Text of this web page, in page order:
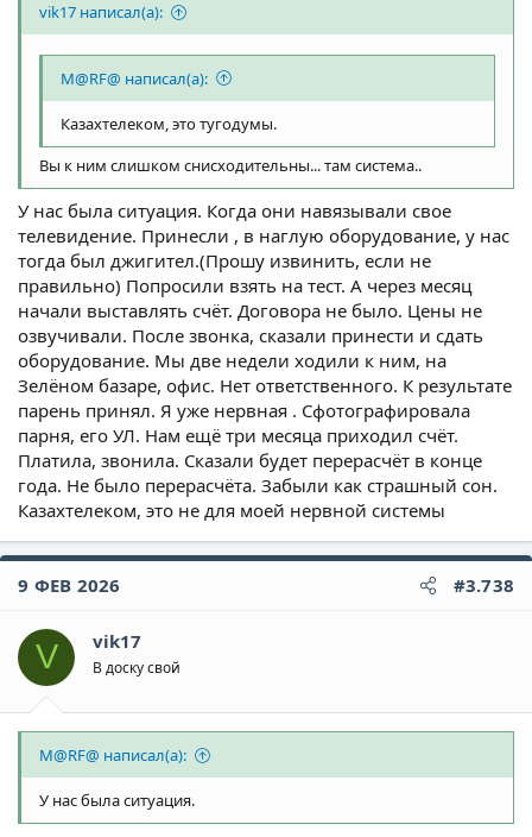
vik17 написал(а):
M@RF@ написал(а):
Казахтелеком, это тугодумы.
Вы к ним слишком снисходительны... там система..
У нас была ситуация. Когда они навязывали свое
телевидение. Принесли , в наглую оборудование, у нас
тогда был джигител.(Прошу извинить, если не
правильно) Попросили взять на тест. А через месяц
начали выставлять счёт. Договора не было. Цены не
озвучивали. После звонка, сказали принести и сдать
оборудование. Мы две недели ходили к ним, на
Зелёном базаре, офис. Нет ответственного. К результате
парень принял. Я уже нервная . Сфотографировала
парня, его УЛ. Нам ещё три месяца приходил счёт.
Платила, звонила. Сказали будет перерасчёт в конце
года. Не было перерасчёта. Забыли как страшный сон.
Казахтелеком, это не для моей нервной системы
9 ФЕВ 2026 #3.738
V vik17
В доску свой
M@RF@ написал(а):
У нас была ситуация.